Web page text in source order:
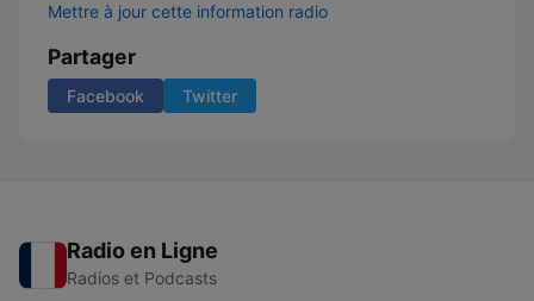
Mettre à jour cette information radio
Partager
Facebook Twitter
Radio en Ligne
Radios et Podcasts